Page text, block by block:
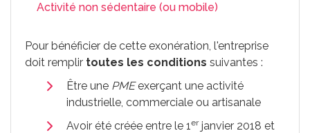
Activité non sédentaire (ou mobile)
Pour bénéficier de cette exonération, l'entreprise
doit remplir toutes les conditions suivantes :
Être une PMEexerçant une activité
industrielle, commerciale ou artisanale
Avoir été créée entre le 1erjanvier 2018 et